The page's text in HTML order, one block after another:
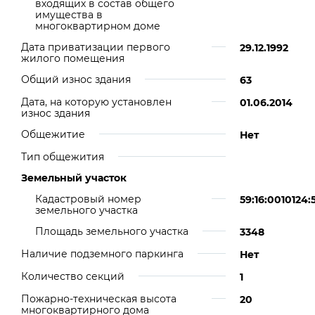
входящих в состав общего
имущества в
многоквартирном доме
Дата приватизации первого
жилого помещения
29.12.1992
Общий износ здания
63
Дата, на которую установлен
износ здания
01.06.2014
Общежитие
Нет
Тип общежития
Земельный участок
Кадастровый номер
земельного участка
Площадь земельного участка
3348
Наличие подземного паркинга
Нет
Количество секций
1
Пожарно-техническая высота
многоквартирного дома
20